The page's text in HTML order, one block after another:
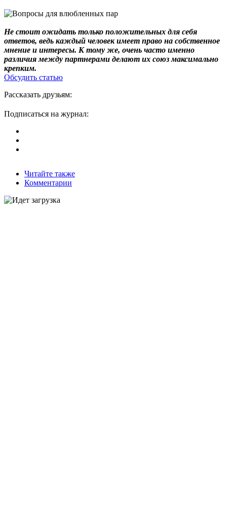
Не стоит ожидать только положительных для себя
ответов, ведь каждый человек имеет право на собственное
мнение и интересы. К тому же, очень часто именно
различия между партнерами делают их союз максимально
крепким.
Обсудить статью
Рассказать друзьям:
Подписаться на журнал:
Читайте также
Комментарии